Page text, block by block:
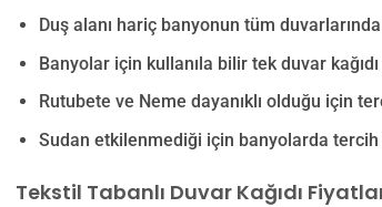
Duş alanı hariç banyonun tüm
Banyolar için kullanıla bilir tek duvar
Rutubete ve Neme dayanıklı olduğu için
Sudan etkilenmediği için banyolarda tercih
Tekstil Tabanlı Duvar Kağıdı